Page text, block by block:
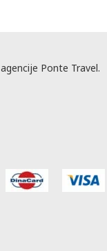
agencije Ponte Travel.